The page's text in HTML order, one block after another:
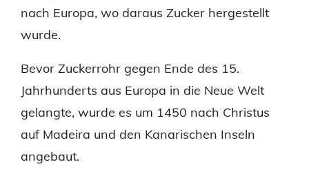
nach Europa, wo daraus Zucker hergestellt
wurde.
Bevor Zuckerrohr gegen Ende des 15.
Jahrhunderts aus Europa in die Neue Welt
gelangte, wurde es um 1450 nach Christus
auf Madeira und den Kanarischen Inseln
angebaut.